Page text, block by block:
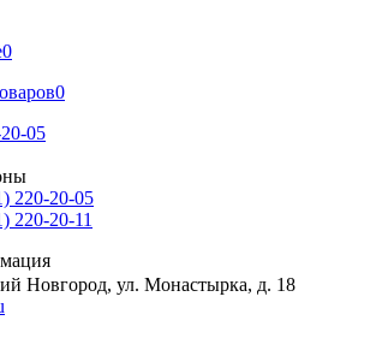
0
0
05
220-20-05
220-20-11
Новгород, ул. Монастырка, д. 18